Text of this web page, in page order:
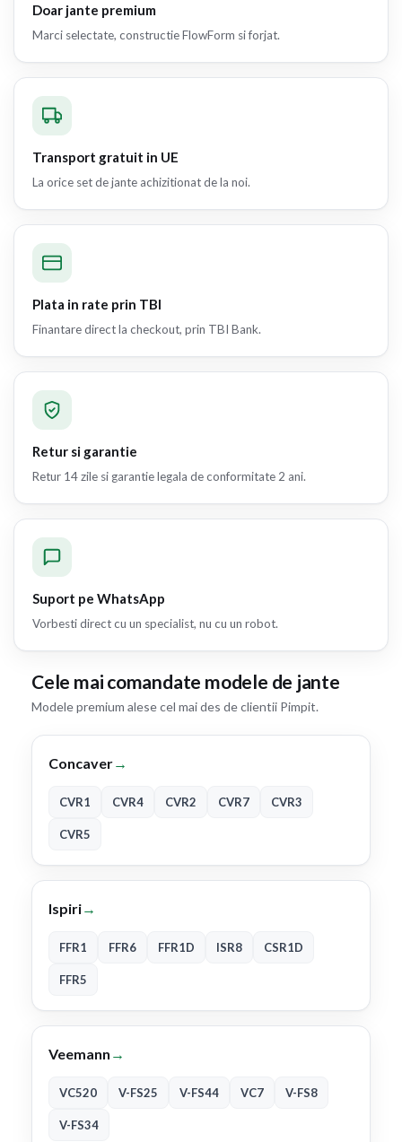
Doar jante premium
Marci selectate, constructie FlowForm si forjat.
Transport gratuit in UE
La orice set de jante achizitionat de la noi.
Plata in rate prin TBI
Finantare direct la checkout, prin TBI Bank.
Retur si garantie
Retur 14 zile si garantie legala de conformitate 2 ani.
Suport pe WhatsApp
Vorbesti direct cu un specialist, nu cu un robot.
Cele mai comandate modele de jante
Modele premium alese cel mai des de clientii Pimpit.
Concaver→
CVR1 CVR4 CVR2 CVR7 CVR3
CVR5
Ispiri→
FFR1 FFR6 FFR1D ISR8 CSR1D
FFR5
Veemann →
VC520 V-FS25 V-FS44 VC7 V-FS8
V-FS34